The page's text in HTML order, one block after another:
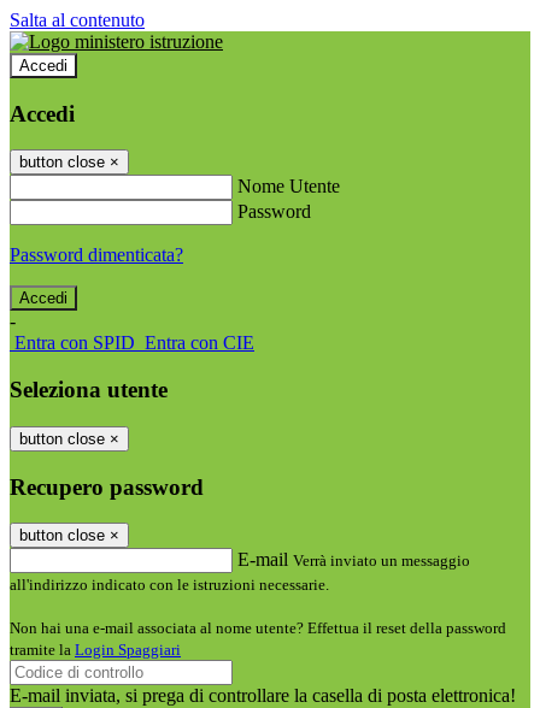
Salta al contenuto
Accedi
Accedi
button close ×
Nome Utente
Password
Password dimenticata?
-
Entra con SPID Entra con CIE
Seleziona utente
button close ×
Recupero password
button close ×
E-mail Verrà inviato un messaggio
all'indirizzo indicato con le istruzioni necessarie.
Non hai una e-mail associata al nome utente? Effettua il reset della password
tramite la Login Spaggiari
E-mail inviata, si prega di controllare la casella di posta elettronica!